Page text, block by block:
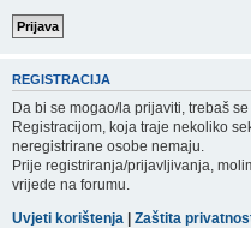
REGISTRACIJA
Da bi se mogao/la prijaviti, trebaš se
Registracijom, koja traje nekoliko
neregistrirane osobe nemaju.
Prije registriranja/prijavljivanja,
vrijede na forumu.
Uvjeti korištenja | Zaštita